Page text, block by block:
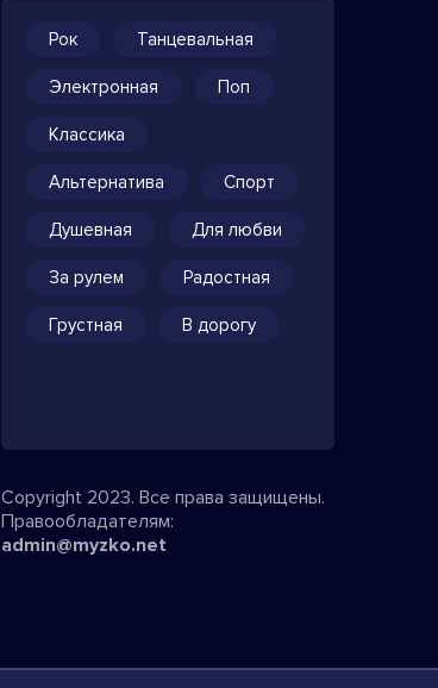
Рок Танцевальная
Электронная Поп
Классика
Альтернатива Спорт
Душевная Для любви
За рулем Радостная
Грустная В дорогу
Copyright 2023. Все права защищены.
Правообладателям:
admin@myzko.net